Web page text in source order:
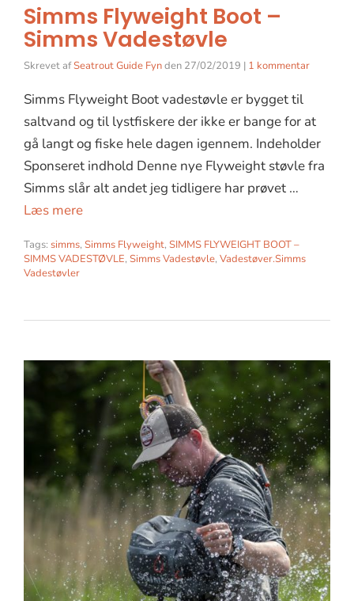
Simms Flyweight Boot –
Simms Vadestøvle
Skrevet afSeatrout Guide Fynden 27/02/2019 | 1 kommentar
Simms Flyweight Boot vadestøvle er bygget til
saltvand og til lystfiskere der ikke er bange for at
gå langt og fiske hele dagen igennem. Indeholder
Sponseret indhold Denne nye Flyweight støvle fra
Simms slår alt andet jeg tidligere har prøvet …
Læs mere
Tags: simms, Simms Flyweight, SIMMS FLYWEIGHT BOOT –
SIMMS VADESTØVLE, Simms Vadestøvle, Vadestøver.Simms
Vadestøvler